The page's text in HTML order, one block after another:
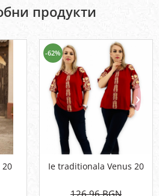
продукти
20
-62%
Ie traditionala Venus 20